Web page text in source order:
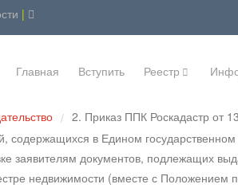
|
Главная Вступить Реестр
/ 2. Приказ ППК Роскадастр от
содержащихся в Едином
заявителям документов, подлежащих
недвижимости (вместе с Положением